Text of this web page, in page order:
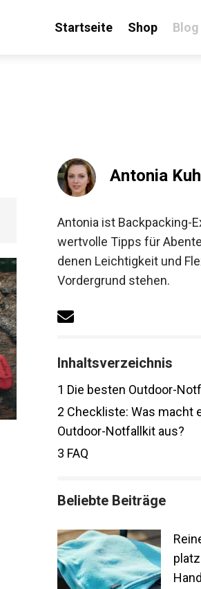
Startseite Shop Blog
Antonia
Antonia ist Backpacking-
wertvolle Tipps für
denen Leichtigkeit und
Vordergrund stehen.
Inhaltsverzeichnis
1 Die besten Outdoor-
2 Checkliste: Was macht
Outdoor-Notfallkit aus?
3 FAQ
Beliebte Beiträge